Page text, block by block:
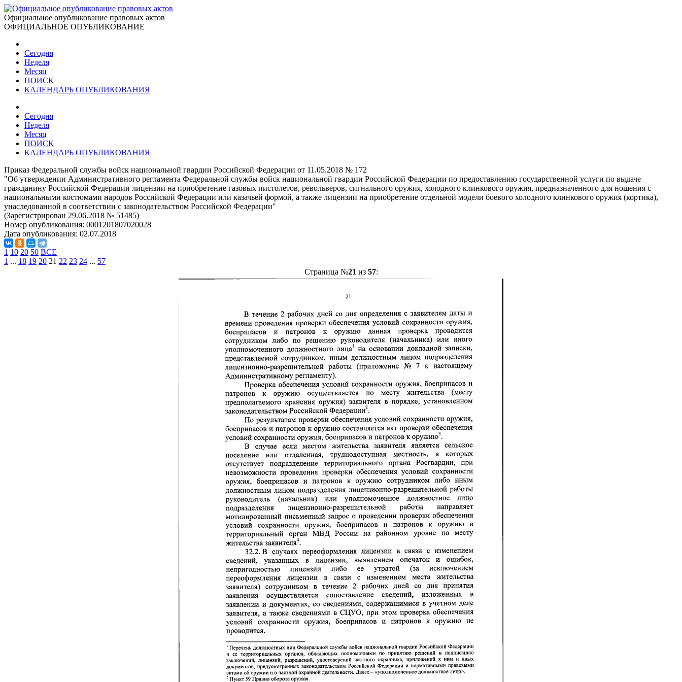
Официальное опубликование правовых актов
ОФИЦИАЛЬНОЕ ОПУБЛИКОВАНИЕ
Сегодня
Неделя
Месяц
ПОИСК
КАЛЕНДАРЬ ОПУБЛИКОВАНИЯ
Сегодня
Неделя
Месяц
ПОИСК
КАЛЕНДАРЬ ОПУБЛИКОВАНИЯ
Приказ Федеральной службы войск национальной гвардии Российской Федерации от 11.05.2018 № 172
"Об утверждении Административного регламента Федеральной службы войск национальной гвардии Российской Федерации по предоставлению государственной услуги по выдаче
гражданину Российской Федерации лицензии на приобретение газовых пистолетов, револьверов, сигнального оружия, холодного клинкового оружия, предназначенного для ношения с
национальными костюмами народов Российской Федерации или казачьей формой, а также лицензии на приобретение отдельной модели боевого холодного клинкового оружия (кортика),
унаследованной в соответствии с законодательством Российской Федерации"
(Зарегистрирован 29.06.2018 № 51485)
Номер опубликования: 0001201807020028
Дата опубликования: 02.07.2018
1 10 20 50 ВСЕ
1 ... 18 19 20 21 22 23 24 ... 57
Страница №21 из 57: